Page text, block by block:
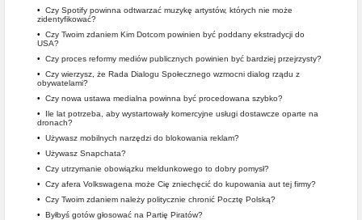
• Czy Spotify powinna odtwarzać muzykę artystów, których nie może
zidentyfikować?
• Czy Twoim zdaniem Kim Dotcom powinien być poddany ekstradycji do
USA?
• Czy proces reformy mediów publicznych powinien być bardziej przejrzysty?
• Czy wierzysz, że Rada Dialogu Społecznego wzmocni dialog rządu z
obywatelami?
• Czy nowa ustawa medialna powinna być procedowana szybko?
• Ile lat potrzeba, aby wystartowały komercyjne usługi dostawcze oparte na
dronach?
• Używasz mobilnych narzędzi do blokowania reklam?
• Używasz Snapchata?
• Czy utrzymanie obowiązku meldunkowego to dobry pomysł?
• Czy afera Volkswagena może Cię zniechęcić do kupowania aut tej firmy?
• Czy Twoim zdaniem należy politycznie chronić Pocztę Polską?
• Byłbyś gotów głosować na Partię Piratów?